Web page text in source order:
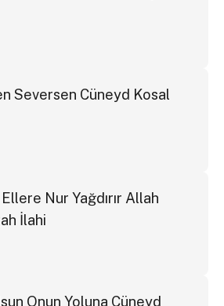
Seversen Cüneyd Kosal
Nur Yağdırır Allah
İlahi
Onun Yoluna Cüneyd